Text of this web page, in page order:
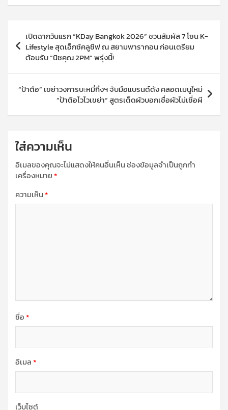
เรื่องเปิดฉากวันแรก “KDay Bangkok 2026” ชวนสัมผัส 7 โซน K-
Lifestyle สุดเอ็กซ์คลูซีฟ ณ สยามพารากอน ก่อนเตรียม
ต้อนรับ “นิชคุณ 2PM” พรุ่งนี้!
“ป้าตือ” เขย่าวงการบะหมี่กึ่งฯ จับมือแบรนด์ดัง คลอดเมนูใหม่
”ป้าตือไวไวเขย่า“ สูตรเด็ดผัวบอกเชื่อผัวไม่เชื่อผี
ใส่ความเห็น
อีเมลของคุณจะไม่แสดงให้คนอื่นเห็นช่องข้อมูลจำเป็นถูกทำ
เครื่องหมาย*
ความเห็น*
ชื่อ*
อีเมล*
เว็บไซต์